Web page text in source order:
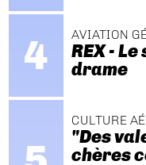
AVIATION
REX -
drame
CULTURE
"Des
chères